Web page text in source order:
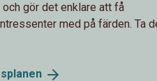
gör det enklare att få
med på färden. Ta